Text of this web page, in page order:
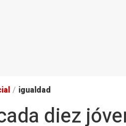
/ igualdad
diez